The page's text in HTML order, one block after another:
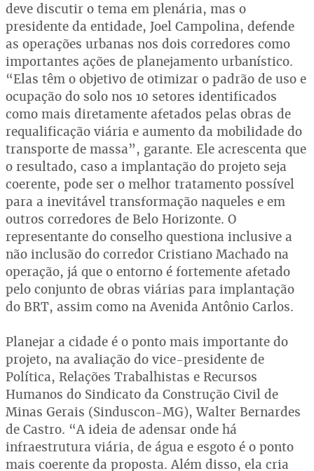
deve discutir o tema em plenária, mas o
presidente da entidade, Joel Campolina, defende
as operações urbanas nos dois corredores como
importantes ações de planejamento urbanístico.
“Elas têm o objetivo de otimizar o padrão de uso e
ocupação do solo nos 10 setores identificados
como mais diretamente afetados pelas obras de
requalificação viária e aumento da mobilidade do
transporte de massa”, garante. Ele acrescenta que
o resultado, caso a implantação do projeto seja
coerente, pode ser o melhor tratamento possível
para a inevitável transformação naqueles e em
outros corredores de Belo Horizonte. O
representante do conselho questiona inclusive a
não inclusão do corredor Cristiano Machado na
operação, já que o entorno é fortemente afetado
pelo conjunto de obras viárias para implantação
do BRT, assim como na Avenida Antônio Carlos.
Planejar a cidade é o ponto mais importante do
projeto, na avaliação do vice-presidente de
Política, Relações Trabalhistas e Recursos
Humanos do Sindicato da Construção Civil de
Minas Gerais (Sinduscon-MG), Walter Bernardes
de Castro. “A ideia de adensar onde há
infraestrutura viária, de água e esgoto é o ponto
mais coerente da proposta. Além disso, ela cria